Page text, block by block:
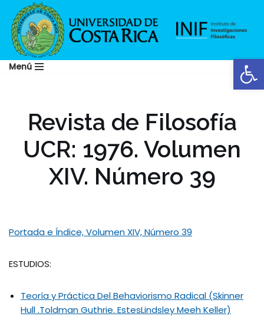
Saltar
al
contenido
Menú
Revista de Filosofía
UCR: 1976. Volumen
XIV. Número 39
Portada e Índice, Volumen XIV, Número 39
ESTUDIOS:
Teoría y Práctica Del Behaviorismo Radical (Skinner
Hull .Toldman Guthrie. EstesLindsley Meeh Keller)